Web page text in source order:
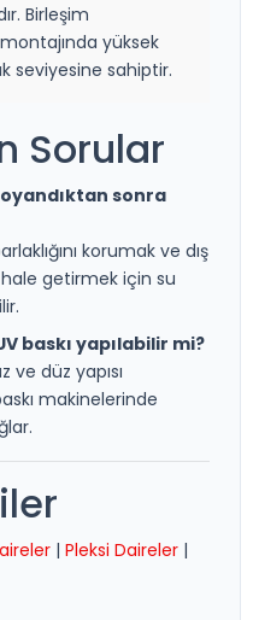
Birleşim
yüksek
seviyesine sahiptir.
Sorular
sonra
korumak ve dış
getirmek için su
baskı yapılabilir mi?
ve düz yapısı
makinelerinde
| Pleksi Daireler |